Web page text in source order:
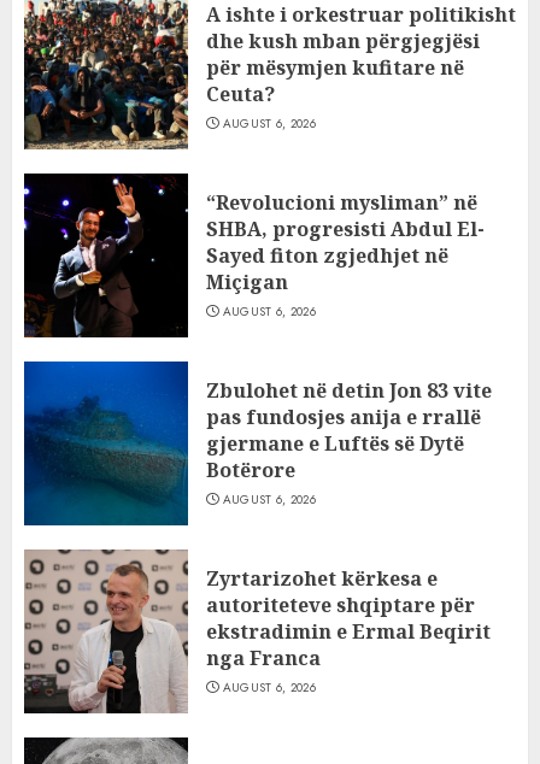
A ishte i orkestruar politikisht
dhe kush mban përgjegjësi
për mësymjen kufitare në
Ceuta?
AUGUST 6, 2026
“Revolucioni mysliman” në
SHBA, progresisti Abdul El-
Sayed fiton zgjedhjet në
Miçigan
AUGUST 6, 2026
Zbulohet në detin Jon 83 vite
pas fundosjes anija e rrallë
gjermane e Luftës së Dytë
Botërore
AUGUST 6, 2026
Zyrtarizohet kërkesa e
autoriteteve shqiptare për
ekstradimin e Ermal Beqirit
nga Franca
AUGUST 6, 2026